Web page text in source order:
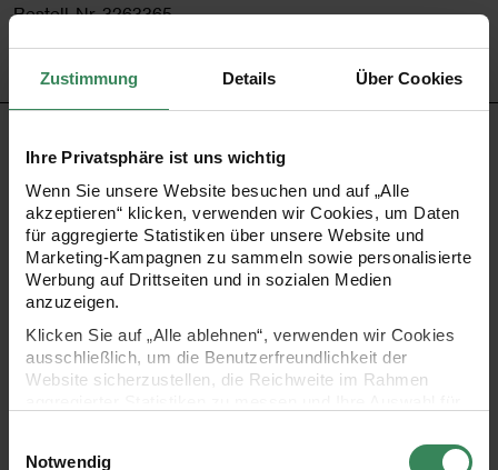
Zustimmung Details Über Cookies
Ihre Privatsphäre ist uns wichtig
Wenn Sie unsere Website besuchen und auf „Alle
akzeptieren“ klicken, verwenden wir Cookies, um Daten
für aggregierte Statistiken über unsere Website und
Marketing-Kampagnen zu sammeln sowie personalisierte
Werbung auf Drittseiten und in sozialen Medien
anzuzeigen.
Klicken Sie auf „Alle ablehnen“, verwenden wir Cookies
ausschließlich, um die Benutzerfreundlichkeit der
Website sicherzustellen, die Reichweite im Rahmen
Ihre Einwilligung ist freiwillig und kann jederzeit über den
Notwendig
Bestell-Nr. 3263365
Mini-Wabenballgirlanden sind eine tolle Idee für fröhliche
(Party-)Dekorationen. Die Girlande besteht aus 9 Bällen mit
einem Durchmesser von 4 cm. Die Bälle sind in der
Packung zusammengeklappt. Zum Aufhängen entfernen
Sie einfach die Schutzfolie, klappen die Bälle auf - fertig.
Das ist wirklich kinderleicht!
Durchmesser